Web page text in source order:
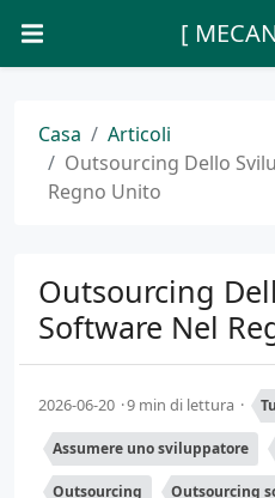
[
Casa
Articoli
Outsourcing Dello
Regno Unito
Outsourcing
Software Nel
2026-06-20 9 min di lettura
Assumere uno sviluppatore
Outsourcing Outsourcing